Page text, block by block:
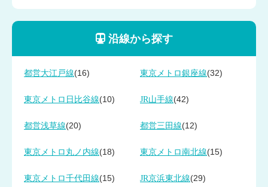
沿線から探す
都営大江戸線(16) 東京メトロ銀座線(32)
東京メトロ日比谷線(10) JR山手線(42)
都営浅草線(20) 都営三田線(12)
東京メトロ丸ノ内線(18) 東京メトロ南北線(15)
東京メトロ千代田線(15) JR京浜東北線(29)